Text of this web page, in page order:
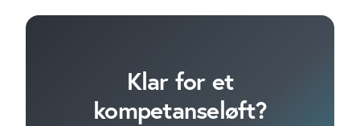
Klar for et
kompetanseløft?